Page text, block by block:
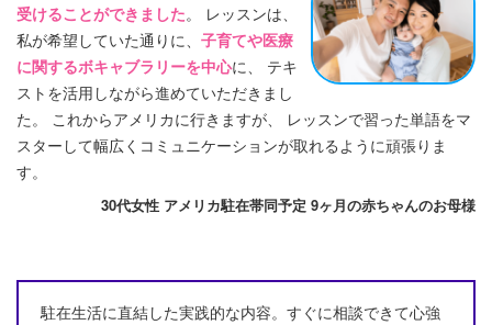
受けることができました。 レッスンは、
私が希望していた通りに、 子育てや医療
に関するボキャブラリーを中心に、 テキ
ストを活用しながら進めていただきまし
た。 これからアメリカに行きますが、 レッスンで習った単語をマ
スターして幅広くコミュニケーションが取れるように頑張りま
す。
30代女性 アメリカ駐在帯同予定 9ヶ月の赤ちゃんのお母様
駐在生活に直結した実践的な内容。すぐに相談できて心強